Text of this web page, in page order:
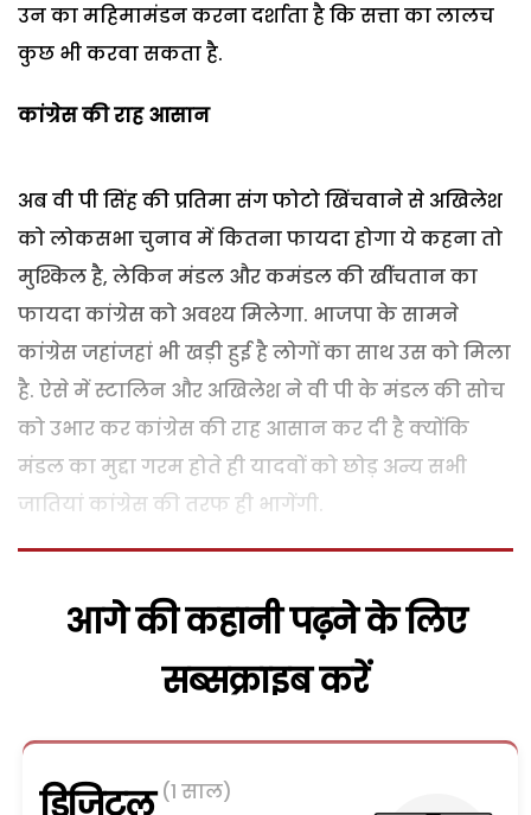
उन का महिमामंडन करना दर्शाता है कि सत्ता का लालच
कुछ भी करवा सकता है.
कांग्रेस की राह आसान
अब वी पी सिंह की प्रतिमा संग फोटो खिंचवाने से अखिलेश
को लोकसभा चुनाव में कितना फायदा होगा ये कहना तो
मुश्किल है, लेकिन मंडल और कमंडल की खींचतान का
फायदा कांग्रेस को अवश्य मिलेगा. भाजपा के सामने
कांग्रेस जहांजहां भी खड़ी हुई है लोगों का साथ उस को मिला
है. ऐसे में स्टालिन और अखिलेश ने वी पी के मंडल की सोच
को उभार कर कांग्रेस की राह आसान कर दी है क्योंकि
मंडल का मुद्दा गरम होते ही यादवों को छोड़ अन्य सभी
जातियां कांग्रेस की तरफ ही भागेंगी.
आगे की कहानी पढ़ने के लिए
सब्सक्राइब करें
(1 साल)